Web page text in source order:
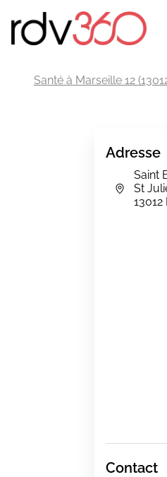
Santé à Marseille 12
Adresse
Saint
St
13012
Contact